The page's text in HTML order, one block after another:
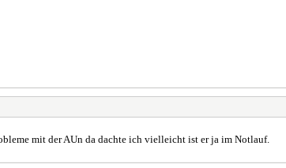
mit der AUn da dachte ich vielleicht ist er ja im Notlauf.